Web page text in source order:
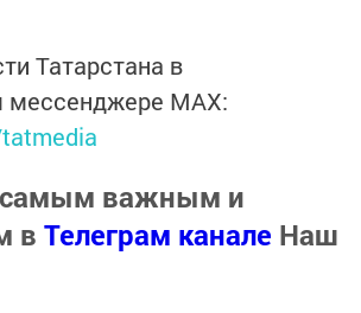
Татарстана в
мессенджере MАХ:
самым важным и
в Телеграм канале Наш